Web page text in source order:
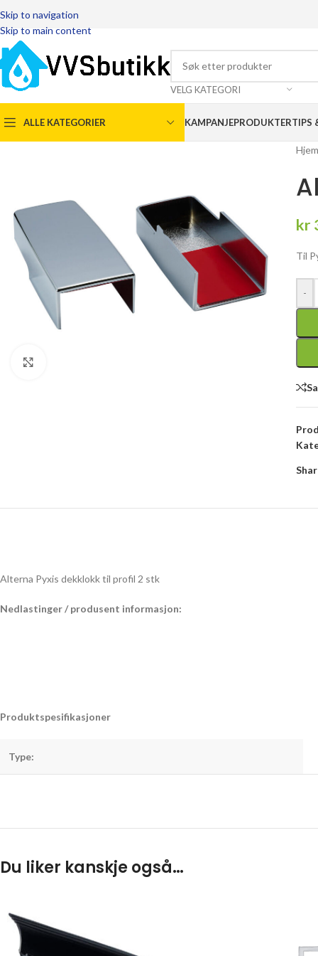
Skip to navigation
Skip to main content
VELG KATEGORI
ALLE KATEGORIER KAMPANJEPRODUKTERTIPS
kr
Til
-
Alterna Pyxis dekklokk til profil 2 stk
Nedlastinger / produsent informasjon:
Produktspesifikasjoner
Type:
Du liker kanskje også…